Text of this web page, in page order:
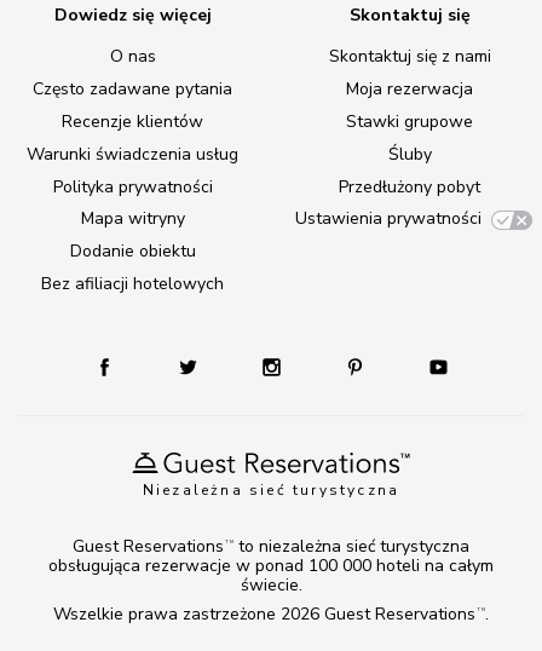
Niezależna sieć turystyczna
Dowiedz się więcej
O nas
Często zadawane pytania
Recenzje klientów
Warunki świadczenia usług
Polityka prywatności
Mapa witryny
Dodanie obiektu
Bez afiliacji hotelowych
Skontaktuj się
Skontaktuj się z nami
Moja rezerwacja
Stawki grupowe
Śluby
Przedłużony pobyt
Ustawienia prywatności
Wszelkie prawa zastrzeżone 2026 Guest Reservations TM.
Guest Reservations TM
to niezależna sieć turystyczna
obsługująca rezerwacje w ponad 100 000 hoteli na całym
świecie.